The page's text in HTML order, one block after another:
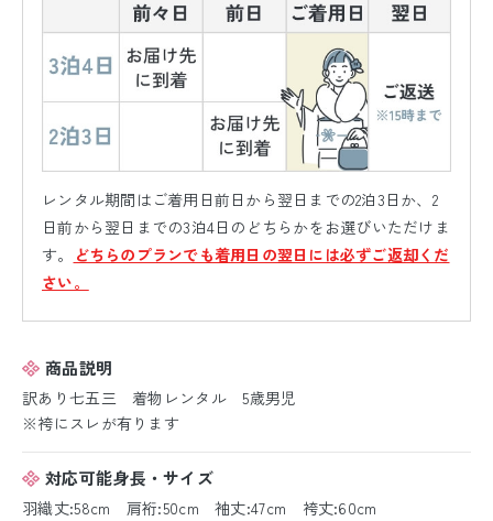
レンタル期間はご着用日前日から翌日までの2泊3日か、2
日前から翌日までの3泊4日のどちらかをお選びいただけま
す。
どちらのプランでも着用日の翌日には必ずご返却くだ
さい。
商品説明
訳あり七五三 着物レンタル 5歳男児
※袴にスレが有ります
対応可能身長・サイズ
羽織丈:58cm 肩裄:50cm 袖丈:47cm 袴丈:60cm